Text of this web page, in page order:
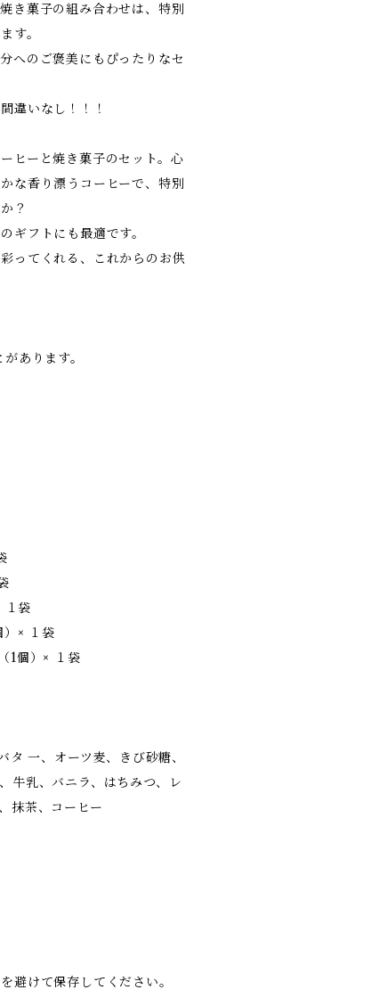
き菓子の組み合わせは、特別
す。
へのご褒美にもぴったりなセ
違いなし！！！
ヒーと焼き菓子のセット。心
な香り漂うコーヒーで、特別
？
ギフトにも最適です。
ってくれる、これからのお供
あります。
１袋
）× １袋
1個）× １袋
一、オーツ麦、きび砂糖、
牛乳、バニラ、はちみつ、レ
抹茶、コーヒー
避けて保存してください。